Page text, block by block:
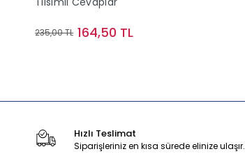
235,00 TL 164,50 TL
Hızlı Teslimat
Siparişleriniz en kısa sürede elinize ulaşır.